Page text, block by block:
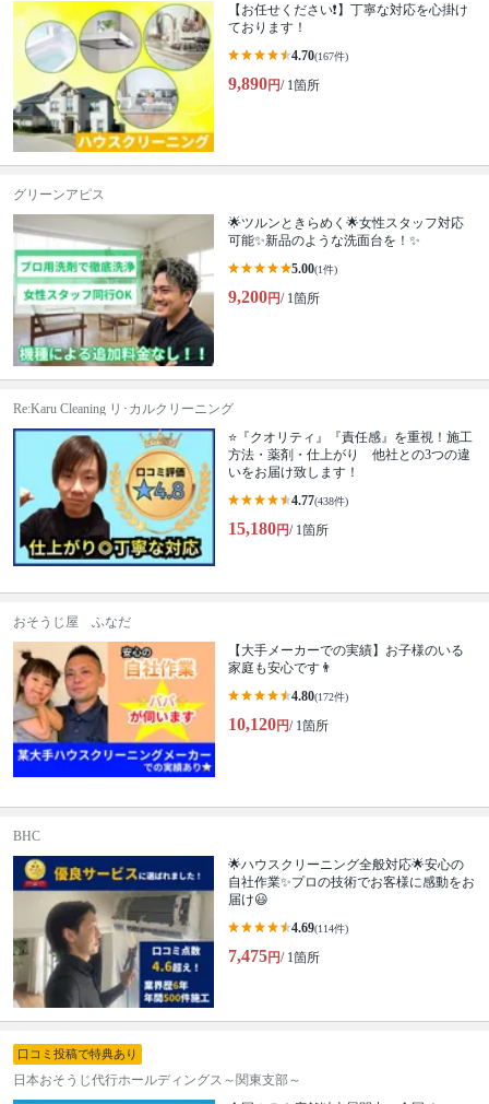
【お任せください❗️】丁寧な対応を心掛け
ております！
4.70(167件)
9,890円/ 1箇所
グリーンアピス
🌟ツルンときらめく🌟女性スタッフ対応
可能✨新品のような洗面台を！✨
5.00(1件)
9,200円/ 1箇所
Re:Karu Cleaning リ･カルクリーニング
⭐『クオリティ』『責任感』を重視！施工
方法・薬剤・仕上がり 他社との3つの違
いをお届け致します！
4.77(438件)
15,180円/ 1箇所
おそうじ屋 ふなだ
【大手メーカーでの実績】お子様のいる
家庭も安心です👨
4.80(172件)
10,120円/ 1箇所
BHC
🌟ハウスクリーニング全般対応🌟安心の
自社作業✨プロの技術でお客様に感動をお
届け😃
4.69(114件)
7,475円/ 1箇所
口コミ投稿で特典あり
日本おそうじ代行ホールディングス～関東支部～